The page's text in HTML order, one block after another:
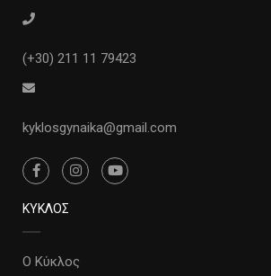
(+30) 211 11 79423
kyklosgynaika@gmail.com
ΚΥΚΛΟΣ
Ο Κύκλος